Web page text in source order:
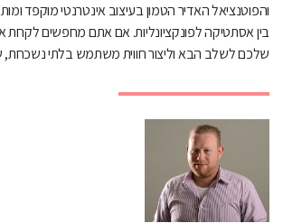
והפוטנציאל האדיר הטמון בעיצוב אינטרנטי מוקפד
בין אסתטיקה לפונקציונליות. אם אתם מחפשים לקחת
שלכם לשלב הבא וליצור חווית משתמש בלתי נשכחת,